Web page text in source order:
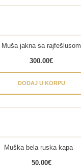
Muša jakna sa rajfešlusom
300.00€
DODAJ U KORPU
Muška bela ruska kapa
50.00€